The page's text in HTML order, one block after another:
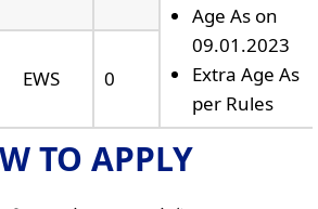
Age As on
09.01.2023
Extra Age As
per Rules
EWS 0
TO APPLY